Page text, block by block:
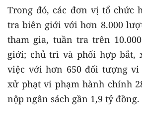
Trong đó, các đơn vị tổ chức
tra biên giới với hơn 8.000
tham gia, tuần tra trên
giới; chủ trì và phối hợp bắt,
việc với hơn 650 đối tượng vi
xử phạt vi phạm hành chính
nộp ngân sách gần 1,9 tỷ đồng.